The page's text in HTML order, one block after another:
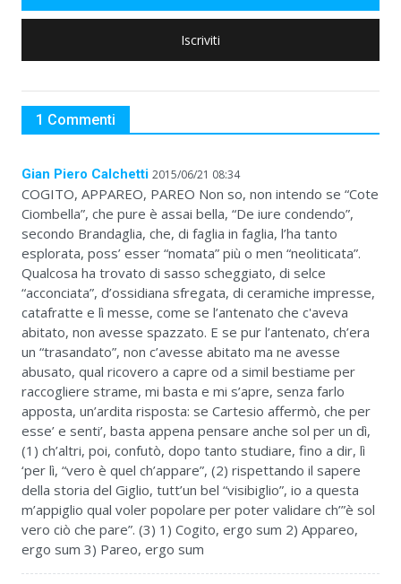
Iscriviti
1 Commenti
Gian Piero Calchetti 2015/06/21 08:34
COGITO, APPAREO, PAREO Non so, non intendo se “Cote
Ciombella”, che pure è assai bella, “De iure condendo”,
secondo Brandaglia, che, di faglia in faglia, l’ha tanto
esplorata, poss’ esser “nomata” più o men “neoliticata”.
Qualcosa ha trovato di sasso scheggiato, di selce
“acconciata”, d’ossidiana sfregata, di ceramiche impresse,
catafratte e lì messe, come se l’antenato che c'aveva
abitato, non avesse spazzato. E se pur l’antenato, ch’era
un “trasandato”, non c’avesse abitato ma ne avesse
abusato, qual ricovero a capre od a simil bestiame per
raccogliere strame, mi basta e mi s’apre, senza farlo
apposta, un’ardita risposta: se Cartesio affermò, che per
esse’ e senti’, basta appena pensare anche sol per un dì,
(1) ch’altri, poi, confutò, dopo tanto studiare, fino a dir, lì
‘per lì, “vero è quel ch’appare”, (2) rispettando il sapere
della storia del Giglio, tutt’un bel “visibiglio”, io a questa
m’appiglio qual voler popolare per poter validare ch’”è sol
vero ciò che pare”. (3) 1) Cogito, ergo sum 2) Appareo,
ergo sum 3) Pareo, ergo sum